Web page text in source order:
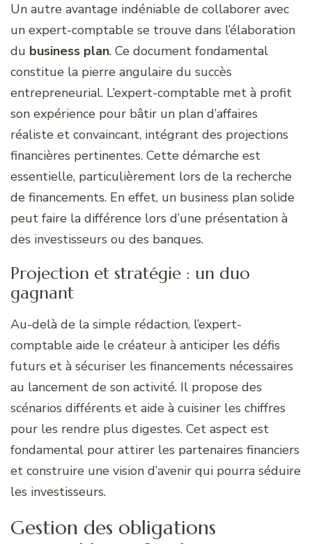
Un autre avantage indéniable de collaborer avec
un expert-comptable se trouve dans l’élaboration
du business plan. Ce document fondamental
constitue la pierre angulaire du succès
entrepreneurial. L’expert-comptable met à profit
son expérience pour bâtir un plan d’affaires
réaliste et convaincant, intégrant des projections
financières pertinentes. Cette démarche est
essentielle, particulièrement lors de la recherche
de financements. En effet, un business plan solide
peut faire la différence lors d’une présentation à
des investisseurs ou des banques.
Projection et stratégie : un duo
gagnant
Au-delà de la simple rédaction, l’expert-
comptable aide le créateur à anticiper les défis
futurs et à sécuriser les financements nécessaires
au lancement de son activité. Il propose des
scénarios différents et aide à cuisiner les chiffres
pour les rendre plus digestes. Cet aspect est
fondamental pour attirer les partenaires financiers
et construire une vision d’avenir qui pourra séduire
les investisseurs.
Gestion des obligations